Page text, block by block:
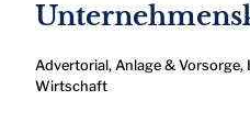
Advertorial, Anlage & Vorsorge,
Wirtschaft